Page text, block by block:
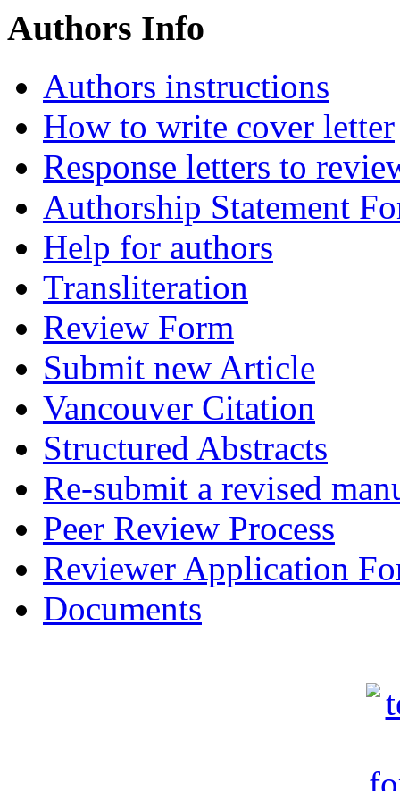
Authors Info
Authors instructions
How to write cover letter
Response letters to
Authorship Statement
Help for authors
Transliteration
Review Form
Submit new Article
Vancouver Citation
Structured Abstracts
Re-submit a revised
Peer Review Process
Reviewer Application
Documents